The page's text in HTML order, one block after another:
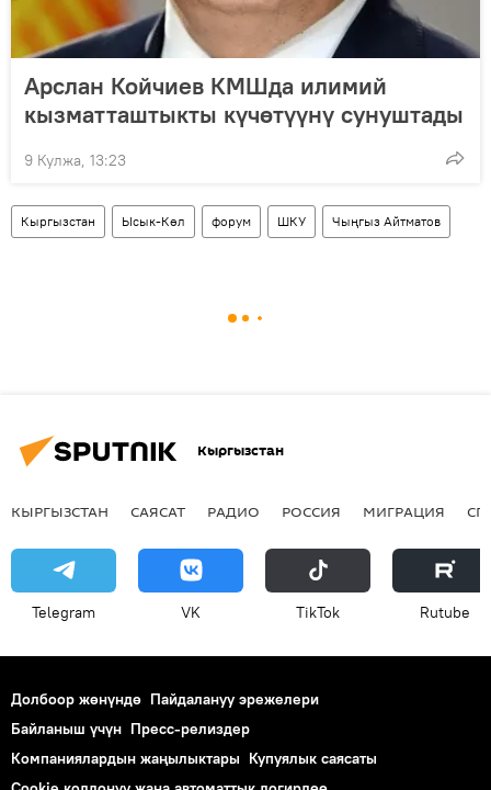
Арслан Койчиев КМШда илимий
кызматташтыкты күчөтүүнү сунуштады
9 Кулжа, 13:23
Кыргызстан Ысык-Көл форум ШКУ Чыңгыз Айтматов
Кыргызстан
КЫРГЫЗСТАН САЯСАТ РАДИО РОССИЯ МИГРАЦИЯ
Telegram VK ТikТоk Rutube
Долбоор жөнүндө Пайдалануу эрежелери
Байланыш үчүн Пресс-релиздер
Компаниялардын жаңылыктары Купуялык саясаты